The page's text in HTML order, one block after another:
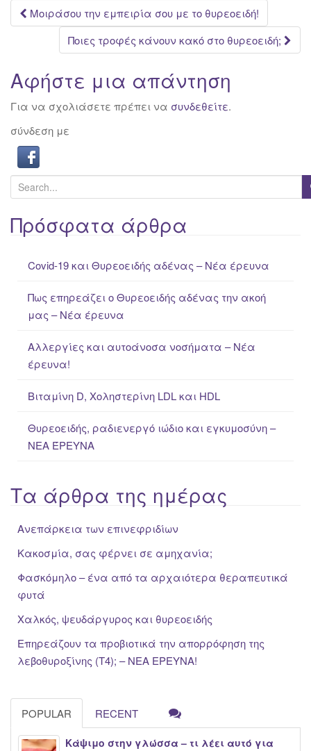
Post
navigation
Μοιράσου την εμπειρία σου με το θυρεοειδή!
Ποιες τροφές κάνουν κακό στο θυρεοειδή;
Αφήστε μια απάντηση
Για να σχολιάσετε πρέπει να συνδεθείτε.
σύνδεση με
e
a
rΠρόσφατα άρθρα
Covid-19 και Θυρεοειδής αδένας – Νέα έρευνα
Πως επηρεάζει ο Θυρεοειδής αδένας την ακοή
μας – Νέα έρευνα
Αλλεργίες και αυτοάνοσα νοσήματα – Νέα
έρευνα!
Βιταμίνη D, Χοληστερίνη LDL και HDL
Θυρεοειδής, ραδιενεργό ιώδιο και εγκυμοσύνη –
ΝΕΑ ΈΡΕΥΝΑ
Τα άρθρα της ημέρας
Ανεπάρκεια των επινεφριδίων
Κακοσμία, σας φέρνει σε αμηχανία;
Φασκόμηλο – ένα από τα αρχαιότερα θεραπευτικά
φυτά
Χαλκός, ψευδάργυρος και θυρεοειδής
Επηρεάζουν τα προβιοτικά την απορρόφηση της
λεβοθυροξίνης (Τ4); – ΝΕΑ ΕΡΕΥΝΑ!
POPULAR RECENT
Κάψιμο στην γλώσσα – τι λέει αυτό για